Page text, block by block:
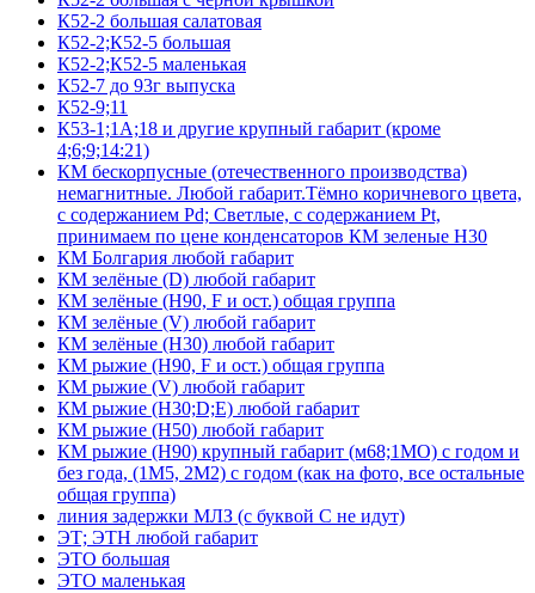
К52-2 большая салатовая
К52-2;К52-5 большая
К52-2;К52-5 маленькая
К52-7 до 93г выпуска
К52-9;11
К53-1;1А;18 и другие крупный габарит (кроме
4;6;9;14:21)
КМ бескорпусные (отечественного производства)
немагнитные. Любой габарит.Тёмно коричневого цвета,
с содержанием Pd; Светлые, с содержанием Pt,
принимаем по цене конденсаторов КМ зеленые Н30
КМ Болгария любой габарит
КМ зелёные (D) любой габарит
КМ зелёные (H90, F и ост.) общая группа
КМ зелёные (V) любой габарит
КМ зелёные (Н30) любой габарит
КМ рыжие (H90, F и ост.) общая группа
КМ рыжие (V) любой габарит
КМ рыжие (Н30;D;E) любой габарит
КМ рыжие (Н50) любой габарит
КМ рыжие (Н90) крупный габарит (м68;1МО) с годом и
без года, (1М5, 2М2) с годом (как на фото, все остальные
общая группа)
линия задержки МЛЗ (с буквой С не идут)
ЭТ; ЭТН любой габарит
ЭТО большая
ЭТО маленькая